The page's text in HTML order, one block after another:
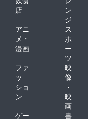
店
ン
ジ
アニ
メ・
漫画
ス
ポ
ー
ツ
ファ
ッ
ショ
ン
映
像
・
映
画
ゲー
書